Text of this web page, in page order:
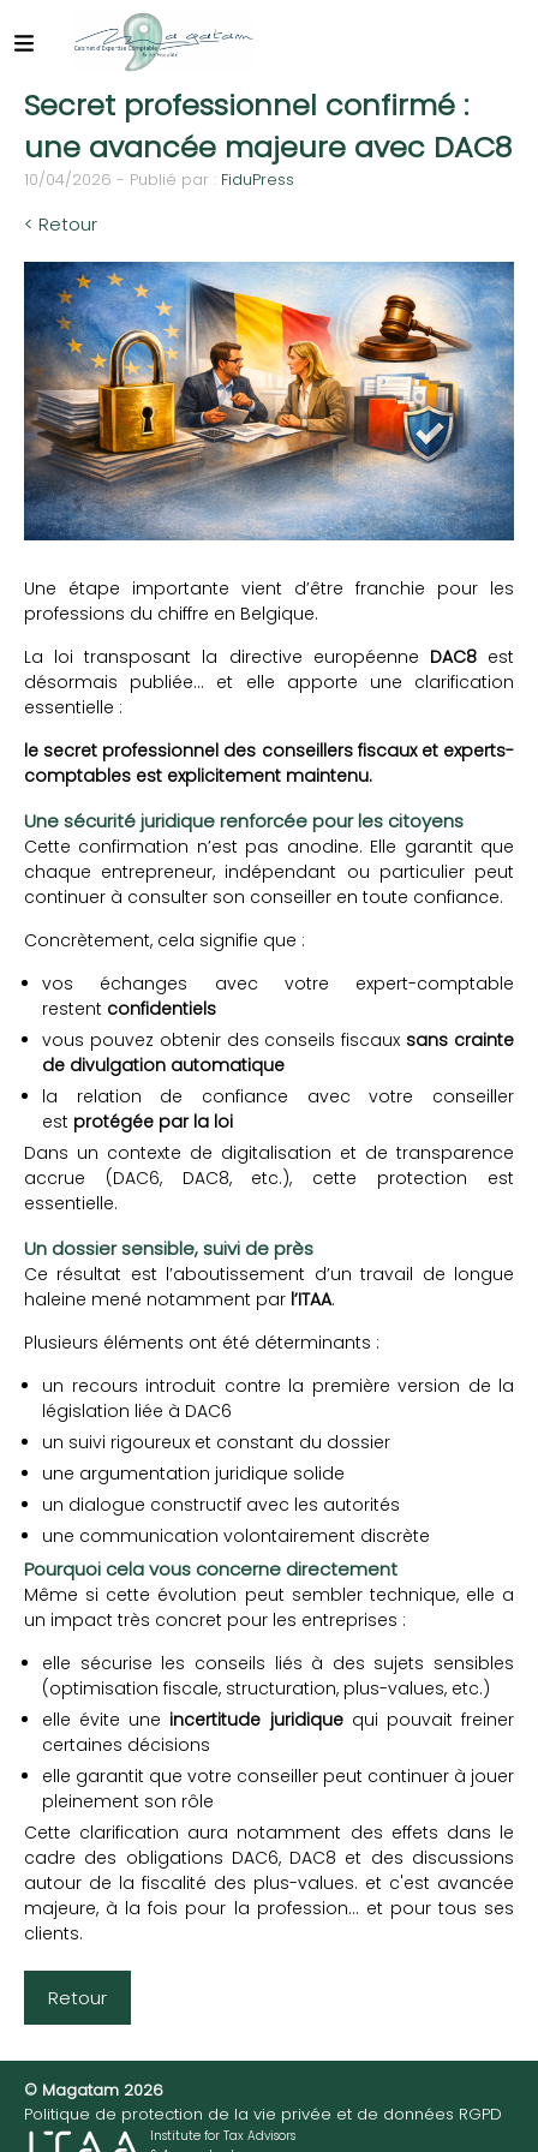
Secret professionnel confirmé :
une avancée majeure avec DAC8
10/04/2026 - Publié par : FiduPress
< Retour
Une étape importante vient d’être franchie pour les
professions du chiffre en Belgique.
La loi transposant la directive européenne DAC8est
désormais publiée… et elle apporte une clarification
essentielle :
le secret professionnel des conseillers fiscaux et experts-
comptables est explicitement maintenu.
Une sécurité juridique renforcée pour les citoyens
Cette confirmation n’est pas anodine. Elle garantit que
chaque entrepreneur, indépendant ou particulier peut
continuer à consulter son conseiller en toute confiance.
Concrètement, cela signifie que :
vos échanges avec votre expert-comptable
restent confidentiels
vous pouvez obtenir des conseils fiscaux sans crainte
de divulgation automatique
la relation de confiance avec votre conseiller
est protégée par la loi
Dans un contexte de digitalisation et de transparence
accrue (DAC6, DAC8, etc.), cette protection est
essentielle.
Un dossier sensible, suivi de près
Ce résultat est l’aboutissement d’un travail de longue
haleine mené notamment par l’ITAA.
Plusieurs éléments ont été déterminants :
un recours introduit contre la première version de la
législation liée à DAC6
un suivi rigoureux et constant du dossier
une argumentation juridique solide
un dialogue constructif avec les autorités
une communication volontairement discrète
Pourquoi cela vous concerne directement
Même si cette évolution peut sembler technique, elle a
un impact très concret pour les entreprises :
elle sécurise les conseils liés à des sujets sensibles
(optimisation fiscale, structuration, plus-values, etc.)
elle évite une incertitude juridiquequi pouvait freiner
certaines décisions
elle garantit que votre conseiller peut continuer à jouer
pleinement son rôle
Cette clarification aura notamment des effets dans le
cadre des obligations DAC6, DAC8 et des discussions
autour de la fiscalité des plus-values. et c'est avancée
majeure, à la fois pour la profession… et pour tous ses
clients.
Retour
© Magatam 2026
Politique de protection de la vie privée et de données RGPD
Institute for Tax Advisors